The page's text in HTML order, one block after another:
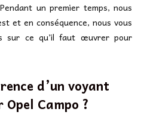
un premier temps, nous
et en conséquence, nous vous
sur ce qu’il faut œuvrer pour
d’un voyant
Campo ?